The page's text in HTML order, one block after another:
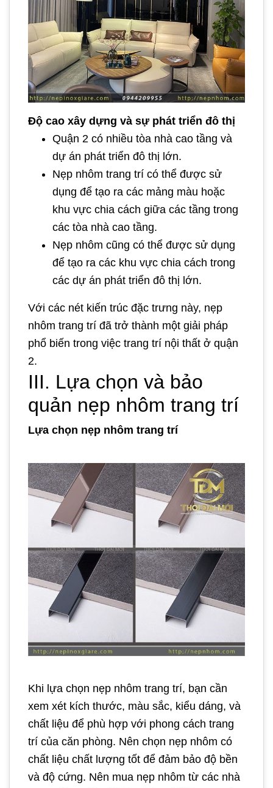
Độ cao xây dựng và sự phát triển đô thị
Quận 2 có nhiều tòa nhà cao tầng và
dự án phát triển đô thị lớn.
Nẹp nhôm trang trí có thể được sử
dụng để tạo ra các mảng màu hoặc
khu vực chia cách giữa các tầng trong
các tòa nhà cao tầng.
Nẹp nhôm cũng có thể được sử dụng
để tạo ra các khu vực chia cách trong
các dự án phát triển đô thị lớn.
Với các nét kiến trúc đặc trưng này, nẹp
nhôm trang trí đã trở thành một giải pháp
phổ biến trong việc trang trí nội thất ở quận
2.
III. Lựa chọn và bảo
quản nẹp nhôm trang trí
Lựa chọn nẹp nhôm trang trí
Khi lựa chọn nẹp nhôm trang trí, bạn cần
xem xét kích thước, màu sắc, kiểu dáng, và
chất liệu để phù hợp với phong cách trang
trí của căn phòng. Nên chọn nẹp nhôm có
chất liệu chất lượng tốt để đảm bảo độ bền
và độ cứng. Nên mua nẹp nhôm từ các nhà